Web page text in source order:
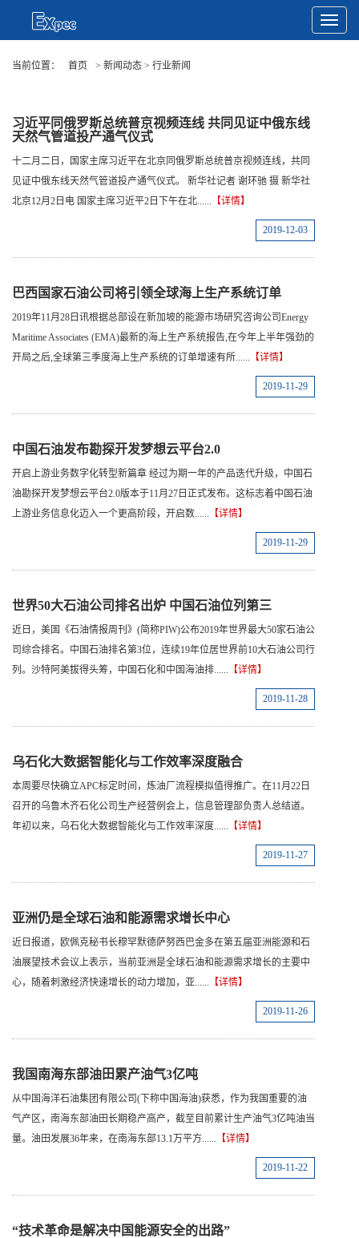
Toggle
当前位置：
首页 > 新闻动态 > 行业新闻
习近平同俄罗斯总统普京视频连线 共同见证中俄东线
天然气管道投产通气仪式
十二月二日，国家主席习近平在北京同俄罗斯总统普京视频连线，共同
见证中俄东线天然气管道投产通气仪式。 新华社记者 谢环驰 摄 新华社
北京12月2日电 国家主席习近平2日下午在北...... 【详情】
2019-12-03
巴西国家石油公司将引领全球海上生产系统订单
2019年11月28日讯根据总部设在新加坡的能源市场研究咨询公司Energy
Maritime Associates (EMA)最新的海上生产系统报告,在今年上半年强劲的
开局之后,全球第三季度海上生产系统的订单增速有所...... 【详情】
2019-11-29
中国石油发布勘探开发梦想云平台2.0
开启上游业务数字化转型新篇章 经过为期一年的产品迭代升级，中国石
油勘探开发梦想云平台2.0版本于11月27日正式发布。这标志着中国石油
上游业务信息化迈入一个更高阶段，开启数...... 【详情】
2019-11-29
世界50大石油公司排名出炉 中国石油位列第三
近日，美国《石油情报周刊》(简称PIW)公布2019年世界最大50家石油公
司综合排名。中国石油排名第3位，连续19年位居世界前10大石油公司行
列。沙特阿美拔得头筹，中国石化和中国海油排...... 【详情】
2019-11-28
乌石化大数据智能化与工作效率深度融合
本周要尽快确立APC标定时间，炼油厂流程模拟值得推广。在11月22日
召开的乌鲁木齐石化公司生产经营例会上，信息管理部负责人总结道。
年初以来，乌石化大数据智能化与工作效率深度...... 【详情】
2019-11-27
亚洲仍是全球石油和能源需求增长中心
近日报道，欧佩克秘书长穆罕默德萨努西巴金多在第五届亚洲能源和石
油展望技术会议上表示，当前亚洲是全球石油和能源需求增长的主要中
心，随着刺激经济快速增长的动力增加，亚...... 【详情】
2019-11-26
我国南海东部油田累产油气3亿吨
从中国海洋石油集团有限公司(下称中国海油)获悉，作为我国重要的油
气产区，南海东部油田长期稳产高产，截至目前累计生产油气3亿吨油当
量。油田发展36年来，在南海东部13.1万平方...... 【详情】
2019-11-22
“技术革命是解决中国能源安全的出路”